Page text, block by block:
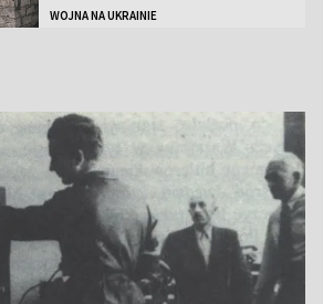
WOJNA NA UKRAINIE